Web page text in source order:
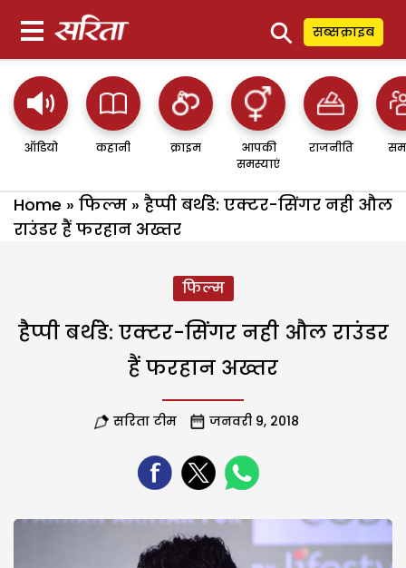
⚲ सब्सक्राइब
ऑडियो कहानी क्राइम
आपकी
समस्याएं
राजनीति
Home » फिल्म » हैप्पी बर्थडे: एक्टर-सिंगर नही औल
राउंडर हैं फरहान अख्तर
फिल्म
हैप्पी बर्थडे: एक्टर-सिंगर नही औल राउंडर
हैं फरहान अख्तर
सरिता टीम जनवरी 9, 2018